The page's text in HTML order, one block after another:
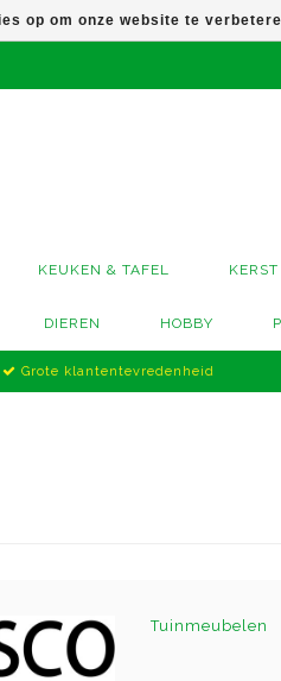
KEUKEN & TAFEL KERST
DIEREN HOBBY
Grote klantentevredenheid
Tuinmeubelen
op om onze website te